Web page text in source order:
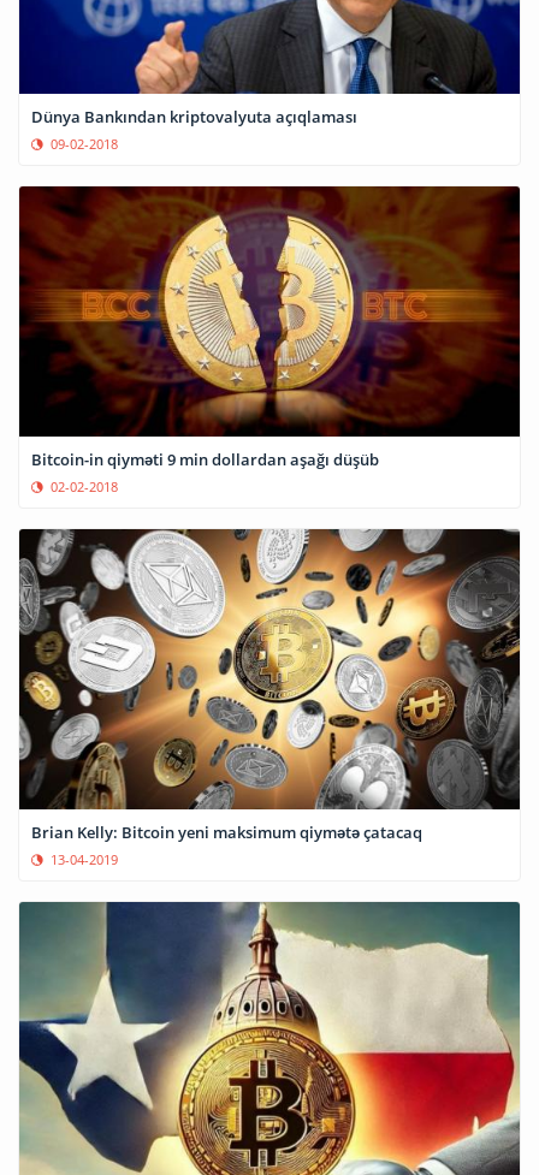
Dünya Bankından kriptovalyuta açıqlaması
09-02-2018
Bitcoin-in qiyməti 9 min dollardan aşağı düşüb
02-02-2018
Brian Kelly: Bitcoin yeni maksimum qiymətə çatacaq
13-04-2019